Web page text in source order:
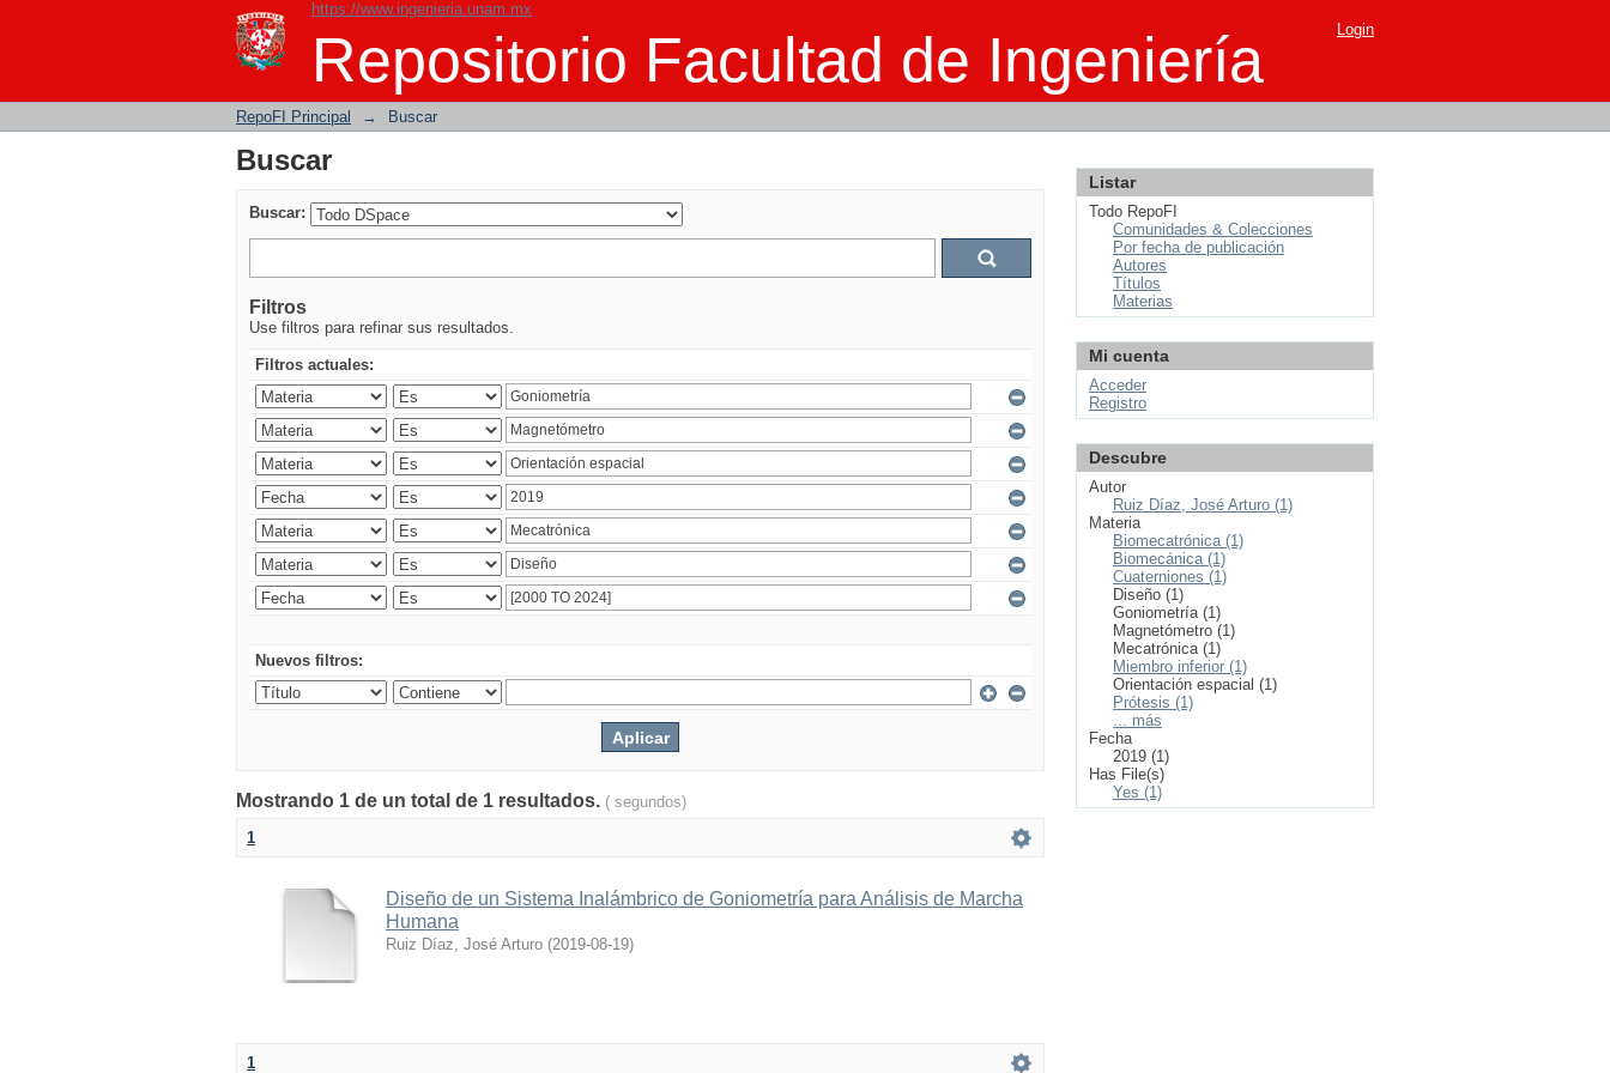
https://www.ingenieria.unam.mx
Repositorio Facultad de Ingeniería
Buscar Login
RepoFI Principal → Buscar
Buscar
Buscar:
Filtros
Use filtros para refinar sus resultados.
Filtros actuales:
Nuevos filtros:
Mostrando 1 de un total de 1 resultados. ( segundos)
1
Diseño de un Sistema Inalámbrico de Goniometría para Análisis de Marcha
Humana
Ruiz Díaz, José Arturo (2019-08-19)
1
Listar
Todo RepoFI
Comunidades & Colecciones
Por fecha de publicación
Autores
Títulos
Materias
Mi cuenta
Acceder
Registro
Descubre
Autor
Ruiz Díaz, José Arturo (1)
Materia
Biomecatrónica (1)
Biomecánica (1)
Cuaterniones (1)
Diseño (1)
Goniometría (1)
Magnetómetro (1)
Mecatrónica (1)
Miembro inferior (1)
Orientación espacial (1)
Prótesis (1)
... más
Fecha
2019 (1)
Has File(s)
Yes (1)